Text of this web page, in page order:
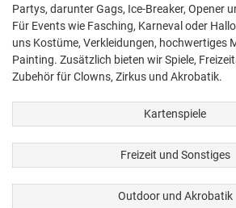
Partys, darunter Gags, Ice-Breaker, Opener
Für Events wie Fasching, Karneval oder
uns Kostüme, Verkleidungen, hochwertiges
Painting. Zusätzlich bieten wir Spiele,
Zubehör für Clowns, Zirkus und Akrobatik.
Kartenspiele
Freizeit und Sonstiges
Outdoor und Akrobatik